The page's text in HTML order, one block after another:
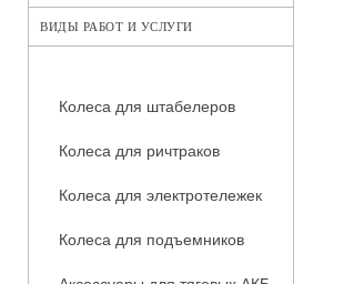
ВИДЫ РАБОТ И УСЛУГИ
Колеса для штабелеров
Колеса для ричтраков
Колеса для электротележек
Колеса для подъемников